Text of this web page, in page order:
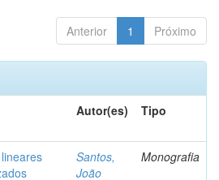
Anterior 1 Próximo
Autor(es) Tipo
Santos,
João
Monografia